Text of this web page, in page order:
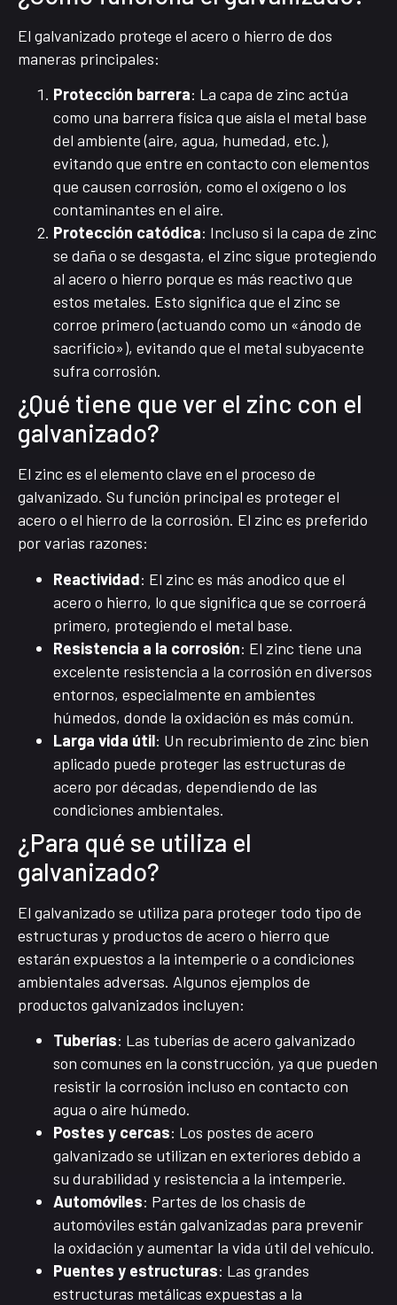
El galvanizado protege el acero o hierro de dos
maneras principales:
Protección barrera: La capa de zinc actúa
como una barrera física que aísla el metal base
del ambiente (aire, agua, humedad, etc.),
evitando que entre en contacto con elementos
que causen corrosión, como el oxígeno o los
contaminantes en el aire.
Protección catódica: Incluso si la capa de zinc
se daña o se desgasta, el zinc sigue protegiendo
al acero o hierro porque es más reactivo que
estos metales. Esto significa que el zinc se
corroe primero (actuando como un «ánodo de
sacrificio»), evitando que el metal subyacente
sufra corrosión.
¿Qué tiene que ver el zinc con el
galvanizado?
El zinc es el elemento clave en el proceso de
galvanizado. Su función principal es proteger el
acero o el hierro de la corrosión. El zinc es preferido
por varias razones:
Reactividad: El zinc es más anodico que el
acero o hierro, lo que significa que se corroerá
primero, protegiendo el metal base.
Resistencia a la corrosión: El zinc tiene una
excelente resistencia a la corrosión en diversos
entornos, especialmente en ambientes
húmedos, donde la oxidación es más común.
Larga vida útil: Un recubrimiento de zinc bien
aplicado puede proteger las estructuras de
acero por décadas, dependiendo de las
condiciones ambientales.
¿Para qué se utiliza el
galvanizado?
El galvanizado se utiliza para proteger todo tipo de
estructuras y productos de acero o hierro que
estarán expuestos a la intemperie o a condiciones
ambientales adversas. Algunos ejemplos de
productos galvanizados incluyen:
Tuberías: Las tuberías de acero galvanizado
son comunes en la construcción, ya que pueden
resistir la corrosión incluso en contacto con
agua o aire húmedo.
Postes y cercas: Los postes de acero
galvanizado se utilizan en exteriores debido a
su durabilidad y resistencia a la intemperie.
Automóviles: Partes de los chasis de
automóviles están galvanizadas para prevenir
la oxidación y aumentar la vida útil del vehículo.
Puentes y estructuras: Las grandes
estructuras metálicas expuestas a la